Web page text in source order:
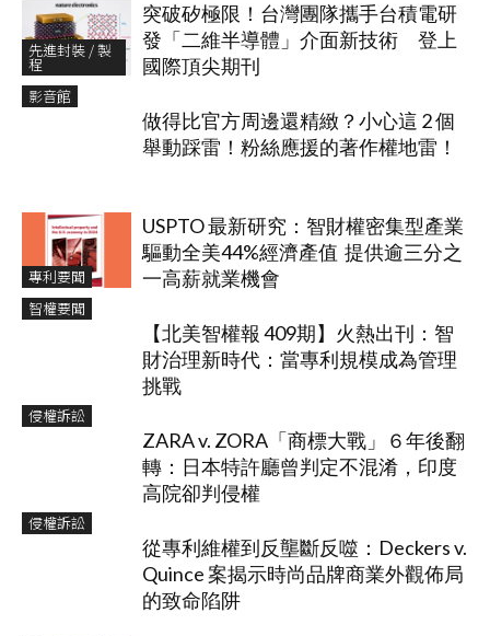
先進封裝 / 製
程
突破矽極限！台灣團隊攜手台積電研
發「二維半導體」介面新技術 登上
國際頂尖期刊
影音館
做得比官方周邊還精緻？小心這 2 個
舉動踩雷！粉絲應援的著作權地雷！
專利要聞
USPTO 最新研究：智財權密集型產業
驅動全美44%經濟產值 提供逾三分之
一高薪就業機會
智權要聞
【北美智權報 409期】火熱出刊：智
財治理新時代：當專利規模成為管理
挑戰
侵權訴訟
ZARA v. ZORA「商標大戰」６年後翻
轉：日本特許廳曾判定不混淆，印度
高院卻判侵權
侵權訴訟
從專利維權到反壟斷反噬：Deckers v.
Quince 案揭示時尚品牌商業外觀佈局
的致命陷阱